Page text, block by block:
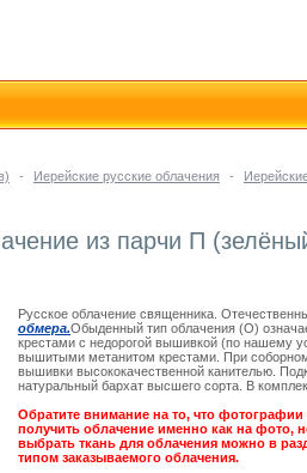
- Иерейские русские облачения -
из парчи П
Русское облачение священника.
обмера.Обыденный тип облачения (О)
крестами с недорогой вышивкой (по нашему
вышитыми метанитом крестами. При
вышивки высококачественной канителью.
натуральный бархат высшего сорта. В
Обратите внимание на то, что
получить облачение именно как на фото,
выбрать ткань для облачения можно в
типом заказываемого облачения.